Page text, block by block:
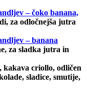
– čoko banana,
za odločnejša jutra
– banana
za sladka jutra in
, kakava criollo, odličen
sladice, smutije,